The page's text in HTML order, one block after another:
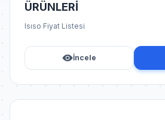
ÜRÜNLERİ
Isıso Fiyat Listesi
İncele